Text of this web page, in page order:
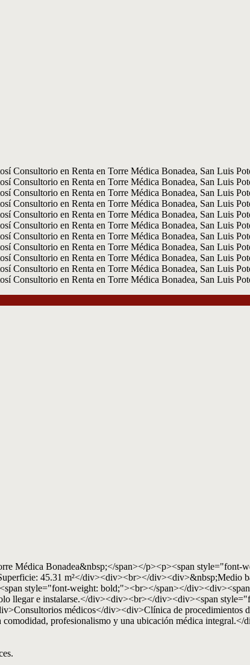
Médica Bonadea&nbsp;</span></p><p><span
45.31 m²</div><div><br></div><div>&nbsp;Medio
style="font-weight: bold;"><br></span></
e instalarse.</div><div><br></div><div><span
médicos</div><div>Clínica de procedimientos
profesionalismo y una ubicación médica